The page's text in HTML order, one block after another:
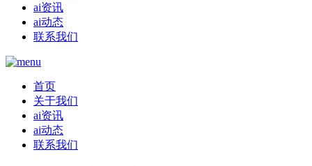
ai资讯
ai动态
联系我们
首页
关于我们
ai资讯
ai动态
联系我们